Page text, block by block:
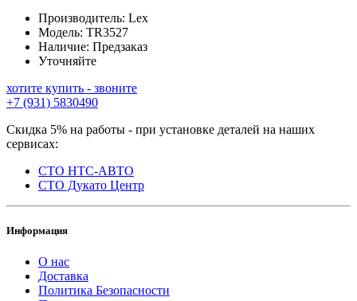
Производитель: Lex
Модель: TR3527
Наличие: Предзаказ
Уточняйте
хотите купить - звоните
+7 (931) 5830490
Скидка 5% на работы - при установке деталей на наших
сервисах:
СТО НТС-АВТО
СТО Дукато Центр
Информация
О нас
Доставка
Политика Безопасности